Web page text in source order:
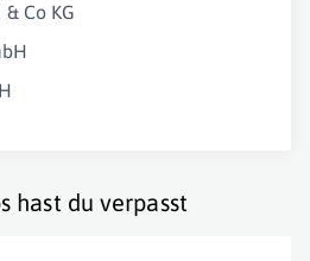
Co KG
hast du verpasst